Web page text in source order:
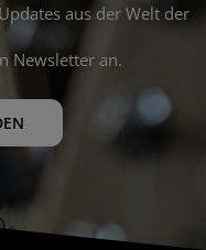
aus der Welt der
Newsletter an.